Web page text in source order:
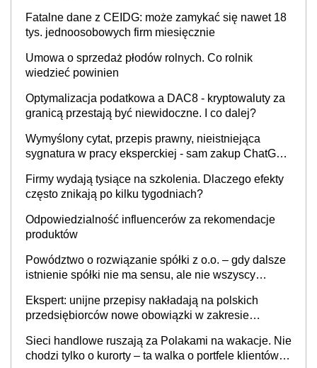
Fatalne dane z CEIDG: może zamykać się nawet 18
tys. jednoosobowych firm miesięcznie
Umowa o sprzedaż płodów rolnych. Co rolnik
wiedzieć powinien
Optymalizacja podatkowa a DAC8 - kryptowaluty za
granicą przestają być niewidoczne. I co dalej?
Wymyślony cytat, przepis prawny, nieistniejąca
sygnatura w pracy eksperckiej - sam zakup ChatGPT
Firmy wydają tysiące na szkolenia. Dlaczego efekty
często znikają po kilku tygodniach?
Odpowiedzialność influencerów za rekomendacje
produktów
Powództwo o rozwiązanie spółki z o.o. – gdy dalsze
istnienie spółki nie ma sensu, ale nie wszyscy
Ekspert: unijne przepisy nakładają na polskich
przedsiębiorców nowe obowiązki w zakresie
Sieci handlowe ruszają za Polakami na wakacje. Nie
chodzi tylko o kurorty – ta walka o portfele klientów